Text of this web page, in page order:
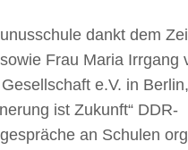
dankt dem
Frau Maria Irrgang
e.V. in
ist Zukunft“ DDR-
an Schulen